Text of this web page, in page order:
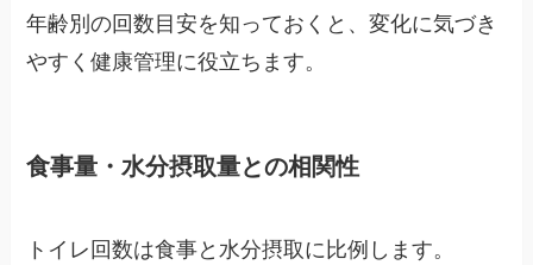
年齢別の回数目安を知っておくと、変化に気づき
やすく健康管理に役立ちます。
食事量・水分摂取量との相関性
トイレ回数は食事と水分摂取に比例します。